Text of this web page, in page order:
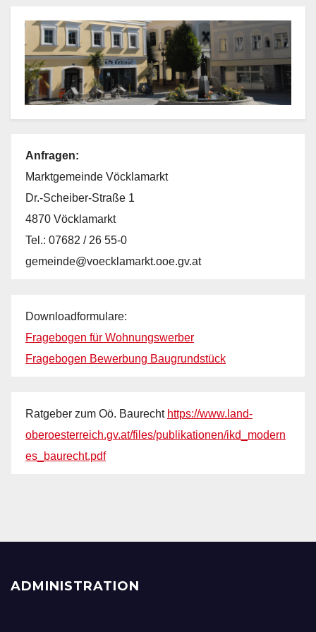
Anfragen:
Marktgemeinde Vöcklamarkt
Dr.-Scheiber-Straße 1
4870 Vöcklamarkt
Tel.: 07682 / 26 55-0
gemeinde@voecklamarkt.ooe.gv.at
Downloadformulare:
Fragebogen für Wohnungswerber
Fragebogen Bewerbung Baugrundstück
Ratgeber zum Oö. Baurecht https://www.land-
oberoesterreich.gv.at/files/publikationen/ikd_modern
es_baurecht.pdf
ADMINISTRATION